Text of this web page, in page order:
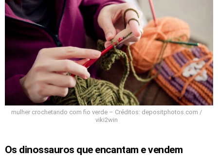
mulher crochetando com fio verde – Créditos: depositphotos.com /
viki2win
Os dinossauros que encantam e vendem